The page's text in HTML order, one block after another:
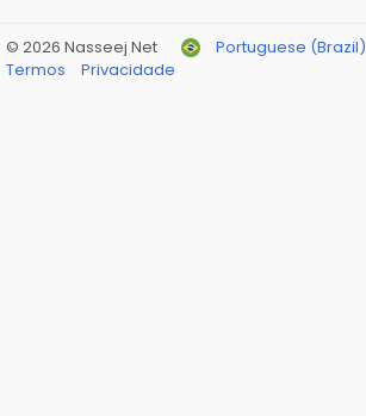
© 2026 Nasseej Net
Portuguese (Brazil)
Termos
Privacidade